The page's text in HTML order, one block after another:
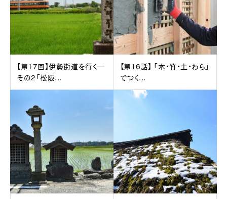
【第17回】伊勢街道を行く―
その2「松阪...
【第16話】 「木・竹・土・わら」
でつく...